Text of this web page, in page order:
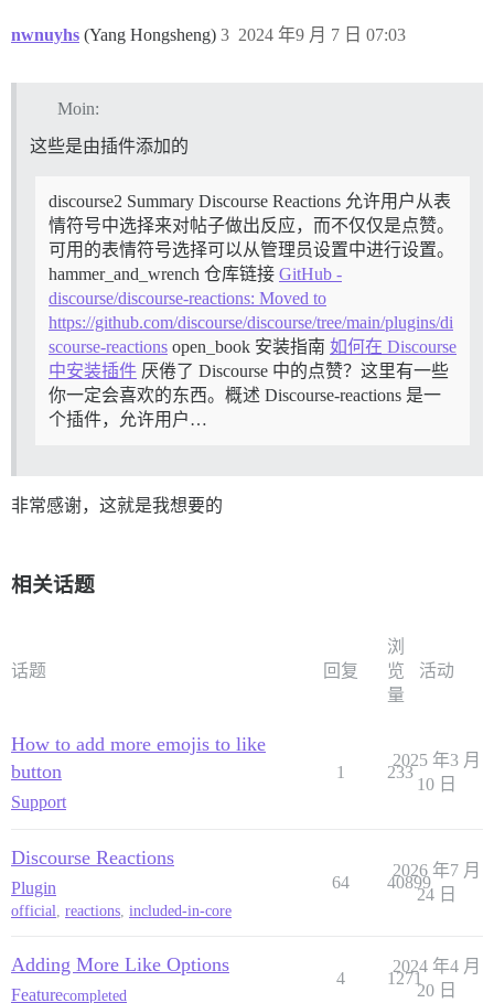
nwnuyhs (Yang Hongsheng) 2024 年9 月 7 日 07:03
3
Moin:
这些是由插件添加的
discourse2 Summary Discourse Reactions 允许用户从表
情符号中选择来对帖子做出反应，而不仅仅是点赞。
可用的表情符号选择可以从管理员设置中进行设置。
hammer_and_wrench 仓库链接 GitHub -
discourse/discourse-reactions: Moved to
https://github.com/discourse/discourse/tree/main/plugins/di
scourse-reactions open_book 安装指南 如何在 Discourse
中安装插件 厌倦了 Discourse 中的点赞？这里有一些
你一定会喜欢的东西。概述 Discourse-reactions 是一
个插件，允许用户…
非常感谢，这就是我想要的
相关话题
话题 回复
浏
览
量
活动
How to add more emojis to like
button
Support
1 233
2025 年3 月
10 日
Discourse Reactions
Plugin
official, reactions, included-in-core
64 40899
2026 年7 月
24 日
Adding More Like Options
Featurecompleted
4 1271
2024 年4 月
20 日